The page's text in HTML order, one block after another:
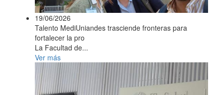
19/06/2026
Talento MediUniandes trasciende fronteras para
fortalecer la pro
La Facultad de...
Ver más